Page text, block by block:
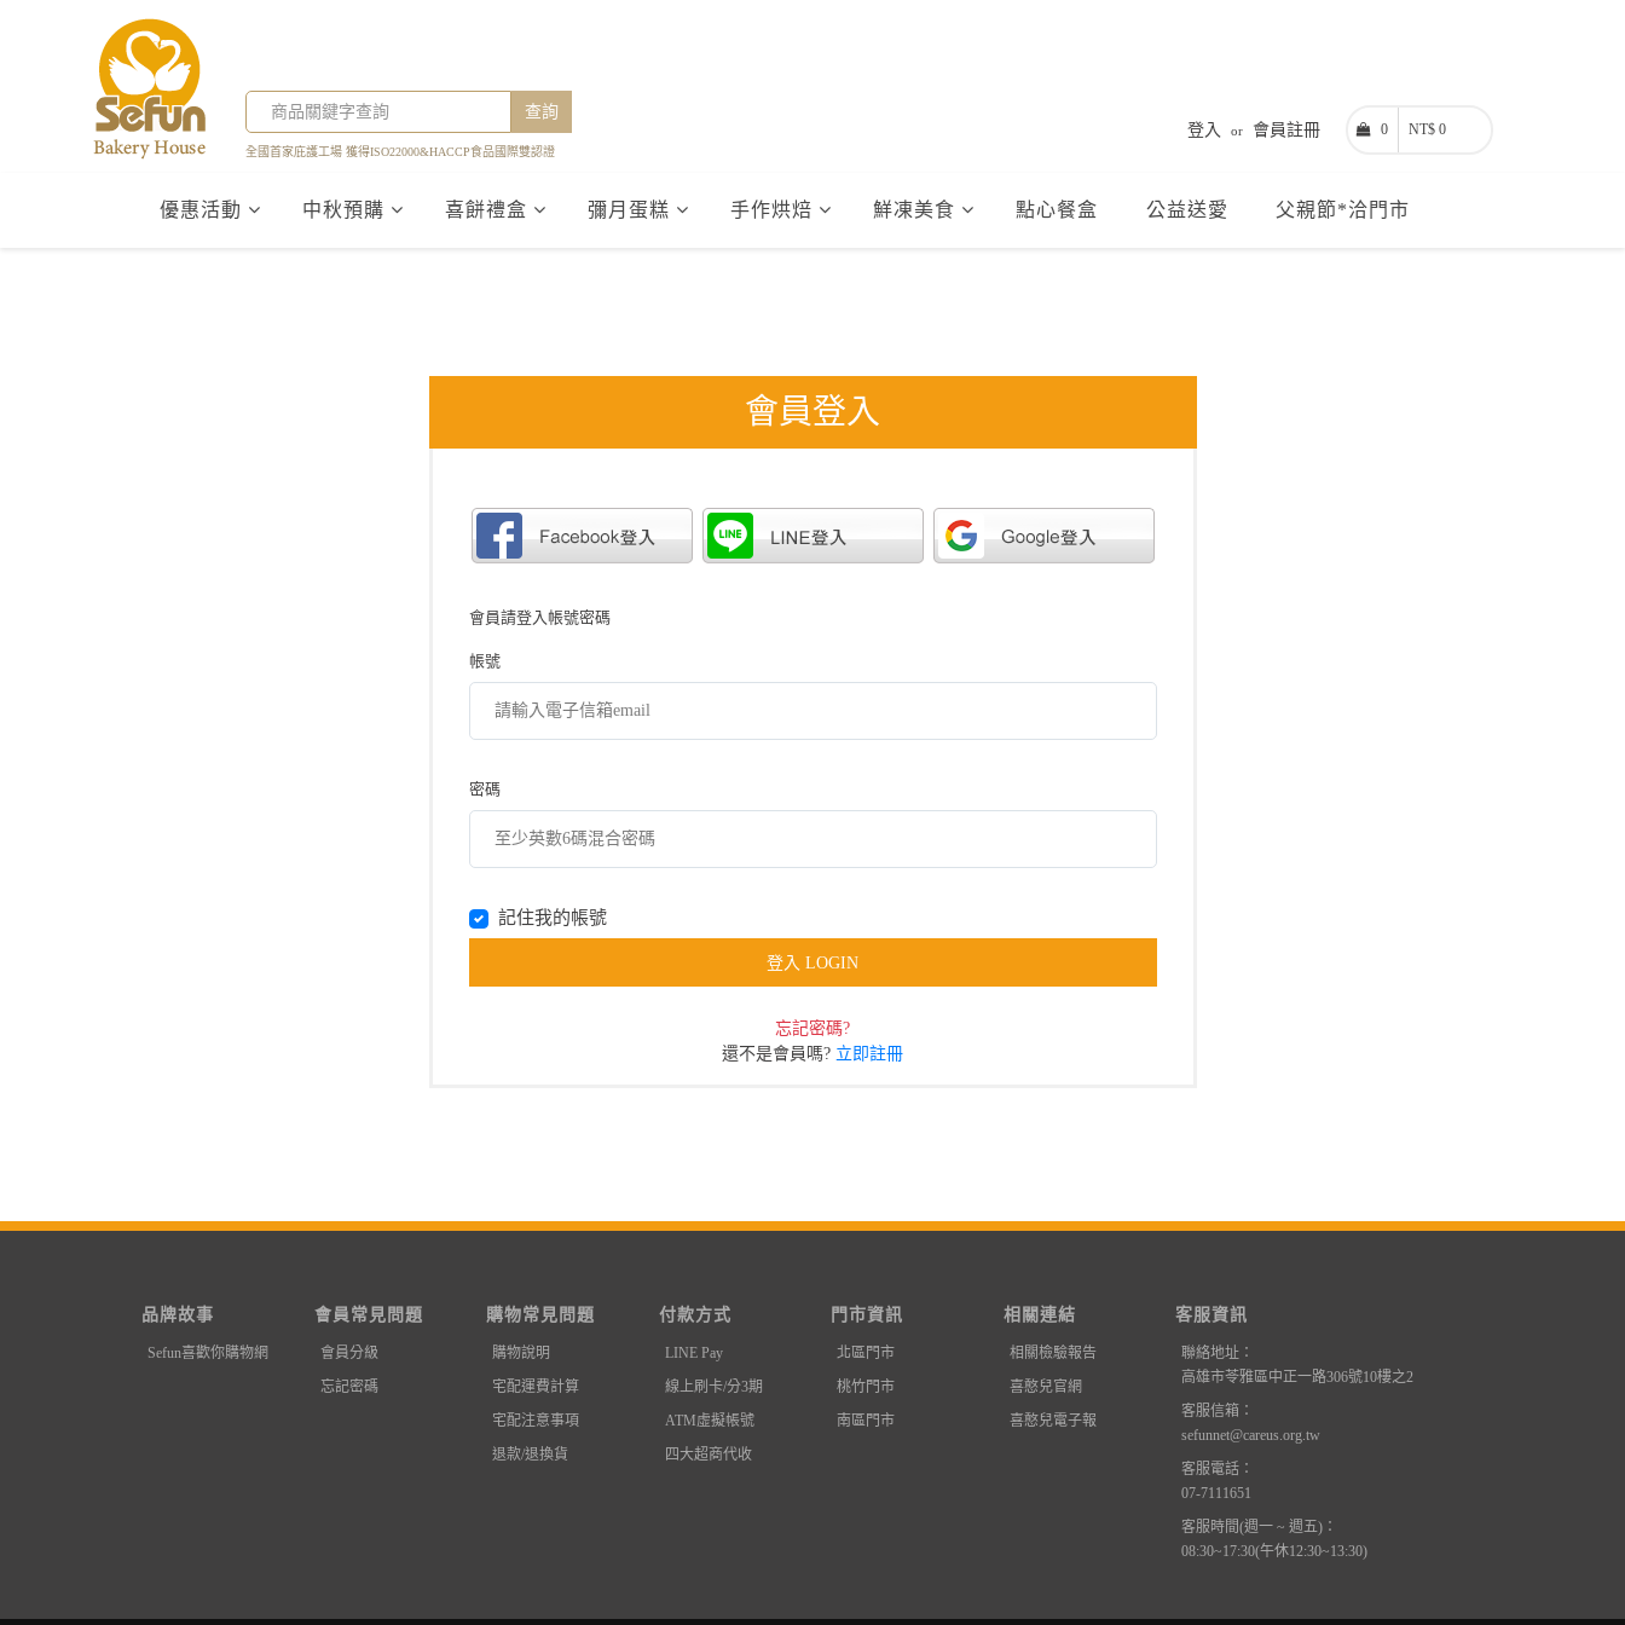
查詢
全國首家庇護工場 獲得ISO22000&HACCP食品國際雙認證
登入 or 會員註冊 0 NT$ 0
優惠活動 中秋預購 喜餅禮盒 彌月蛋糕 手作烘焙 鮮凍美食 點心餐盒 公益送愛 父親節*洽門市
會員登入
Sign in with Google
會員請登入帳號密碼
帳號
密碼
記住我的帳號
登入 LOGIN
忘記密碼?
還不是會員嗎? 立即註冊
品牌故事
Sefun喜歡你購物網
會員常見問題
會員分級
忘記密碼
購物常見問題
購物說明
宅配運費計算
宅配注意事項
退款/退換貨
付款方式
LINE Pay
線上刷卡/分3期
ATM虛擬帳號
四大超商代收
門市資訊
北區門市
桃竹門市
南區門市
相關連結
相關檢驗報告
喜憨兒官網
喜憨兒電子報
客服資訊
聯絡地址：
高雄市苓雅區中正一路306號10樓之2
客服信箱：
sefunnet@careus.org.tw
客服電話：
07-7111651
客服時間(週一 ~ 週五)：
08:30~17:30(午休12:30~13:30)